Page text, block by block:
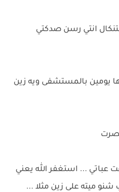
انتي رسن صدكتي
يومين بالمستشفى ويه زين
عباتي ... استغفر الله يعني
ميته على زين مثلا ...